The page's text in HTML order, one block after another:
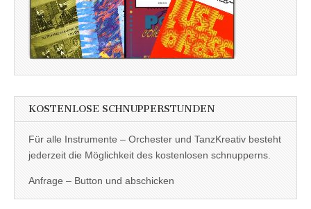
KOSTENLOSE SCHNUPPERSTUNDEN
Für alle Instrumente – Orchester und TanzKreativ besteht
jederzeit die Möglichkeit des kostenlosen schnupperns.
Anfrage – Button und abschicken